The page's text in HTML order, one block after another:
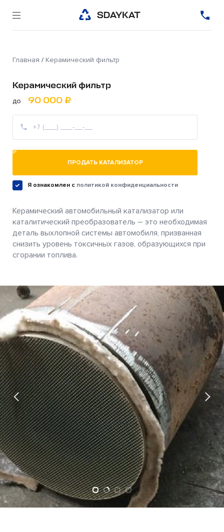
Главная / Керамический фильтр
Керамический фильтр
до 90 000 ₽
Керамический автомобильный катализатор или
каталитический преобразователь – это необходимая
деталь выхлопной системы автомобиля, призванная
снизить уровень токсичных газов, образующихся при
сгорании топлива.
ПРОДАТЬ КАТАЛИЗАТОР
Я ознакомлен c политикой конфиденциальности